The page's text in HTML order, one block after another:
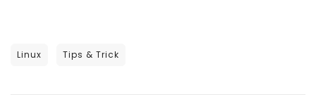
Linux Tips & Trick